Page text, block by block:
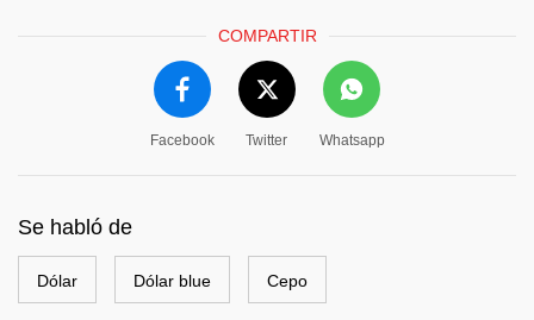
COMPARTIR
Facebook Twitter Whatsapp
Se habló de
Dólar Dólar blue Cepo